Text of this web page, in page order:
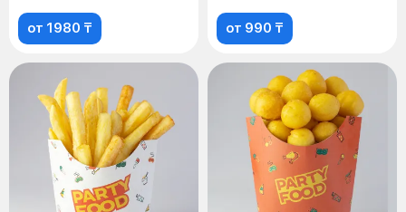
от 1980 ₸ от 990 ₸